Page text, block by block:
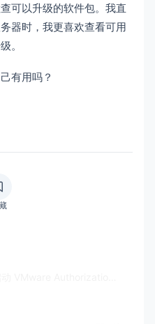
可以升级的软件包。我直
器时，我更喜欢查看可用
。
有用吗？